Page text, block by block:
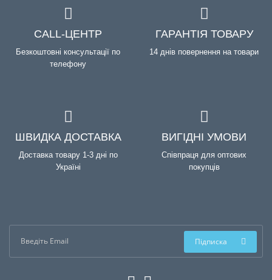
CALL-ЦЕНТР
Безкоштовні консультації по
телефону
ГАРАНТІЯ ТОВАРУ
14 днів повернення на товари
ШВИДКА ДОСТАВКА
Доставка товару 1-3 дні по
Україні
ВИГІДНІ УМОВИ
Співпраця для оптових
покупців
Підписка